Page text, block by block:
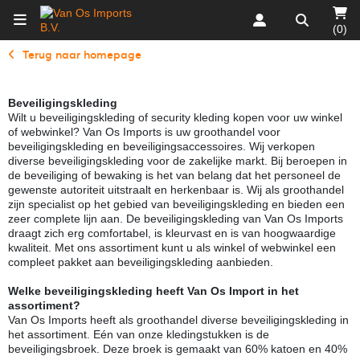
(0)
Terug naar homepage
Beveiligingskleding
Wilt u beveiligingskleding of security kleding kopen voor uw winkel
of webwinkel? Van Os Imports is uw groothandel voor
beveiligingskleding en beveiligingsaccessoires. Wij verkopen
diverse beveiligingskleding voor de zakelijke markt. Bij beroepen in
de beveiliging of bewaking is het van belang dat het personeel de
gewenste autoriteit uitstraalt en herkenbaar is. Wij als groothandel
zijn specialist op het gebied van beveiligingskleding en bieden een
zeer complete lijn aan. De beveiligingskleding van Van Os Imports
draagt zich erg comfortabel, is kleurvast en is van hoogwaardige
kwaliteit. Met ons assortiment kunt u als winkel of webwinkel een
compleet pakket aan beveiligingskleding aanbieden.
Welke beveiligingskleding heeft Van Os Import in het
assortiment?
Van Os Imports heeft als groothandel diverse beveiligingskleding in
het assortiment. Eén van onze kledingstukken is de
beveiligingsbroek. Deze broek is gemaakt van 60% katoen en 40%